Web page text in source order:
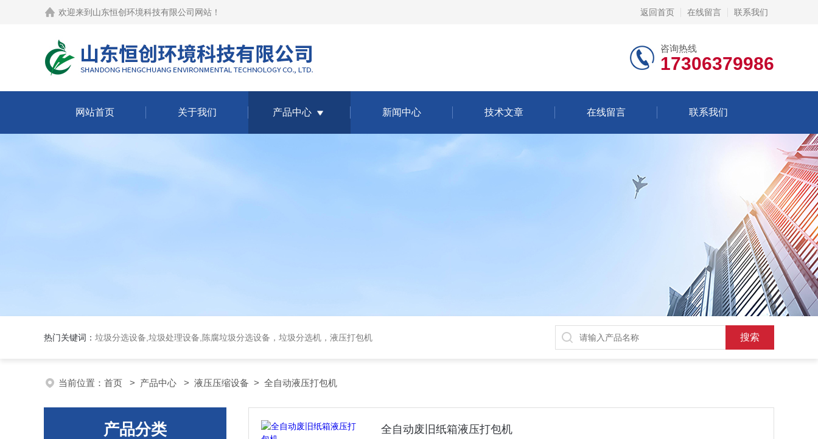
欢迎来到 山东恒创环境科技有限公司网站 ！ 返回首页 在线留言 联系我们
咨询热线
17306379986
网站首页 关于我们 产品中心 新闻中心 技术文章 在线留言 联系我们
热门关键词： 垃圾分选设备,垃圾处理设备,陈腐垃圾分选设备，垃圾分选机，液压打包机
当前位置： 首页 > 产品中心 > 液压压缩设备 > 全自动液压打包机
产品分类 全自动废旧纸箱液压打包机